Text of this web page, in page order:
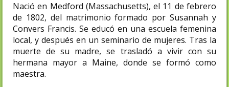
Nació en Medford (Massachusetts), el 11 de febrero
de 1802, del matrimonio formado por Susannah y
Convers Francis. Se educó en una escuela femenina
local, y después en un seminario de mujeres. Tras la
muerte de su madre, se trasladó a vivir con su
hermana mayor a Maine, donde se formó como
maestra.